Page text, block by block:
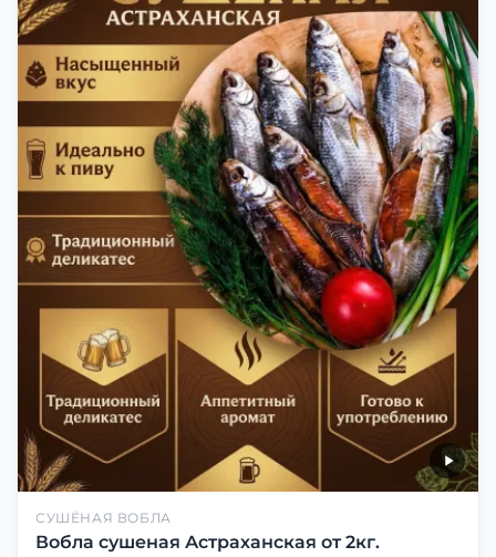
СУШЁНАЯ ВОБЛА
Вобла сушеная Астраханская от 2кг.